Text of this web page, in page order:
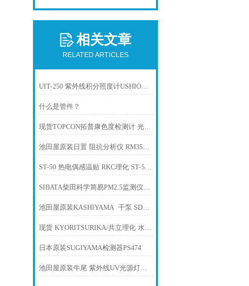
相关文章
RELATED ARTICLES
UIT-250 紫外线积分照度计USHIO牛尾
什么是管件？
现货TOPCON拓普康色度检测计 光谱测定 分光辐射计SR-5A
池田屋原装日置 阻抗分析仪 RM3545-02产品介绍技术参
ST-50 热电偶感温贴 RKC理化 ST-50温度测试片测温片
SIBATA柴田科学简易PM2.5监测仪「Chicco-iino」PS-2
池田屋原装KASHIYAMA 干泵 SDL30K-JM028-A产品介绍技术参数
现货 KYORITSURIKA/共立理化 水质简易测定器 WAK-MN
日本原装SUGIYAMA检测器PS474
池田屋原装牛尾 紫外线UV光源灯管 UXL-150MO产品介绍技术参数